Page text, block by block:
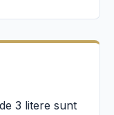
3 litere sunt